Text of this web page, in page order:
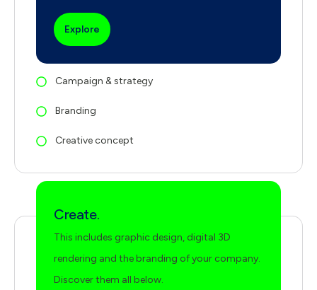
Explore
Campaign & strategy
Branding
Creative concept
Create.
This includes graphic design, digital 3D
rendering and the branding of your company.
Discover them all below.